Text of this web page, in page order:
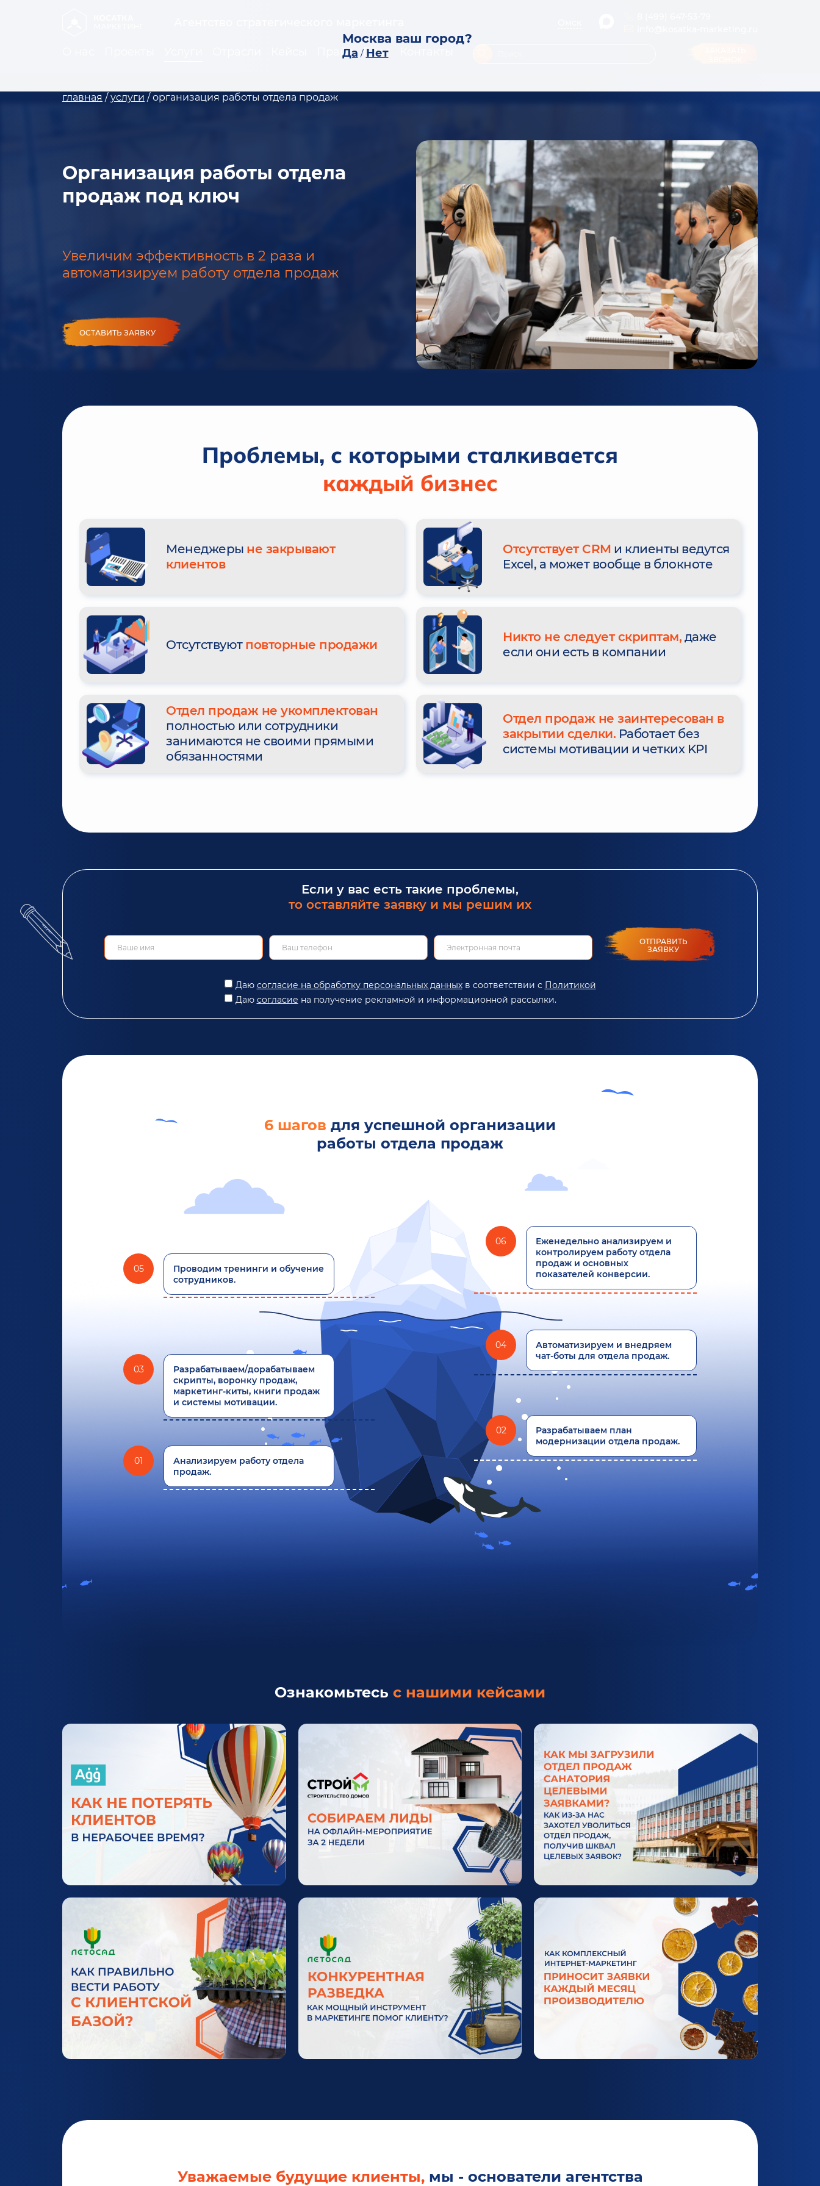
Москва ваш город?
Да / Нет
Прайс Блог
главная /услуги /организация работы отдела продаж
Организация работы отдела
продаж под ключ
Увеличим эффективность в 2 раза и
автоматизируем работу отдела продаж
ОСТАВИТЬ ЗАЯВКУ
Проблемы, с которыми сталкивается
каждый бизнес
Менеджеры не закрывают
клиентов
Отсутствует CRM и клиенты ведутся
Excel, а может вообще в блокноте
Отсутствуют повторные продажи
Никто не следует скриптам, даже
если они есть в компании
Отдел продаж не укомплектован
полностью или сотрудники
занимаются не своими прямыми
обязанностями
Отдел продаж не заинтересован в
закрытии сделки. Работает без
системы мотивации и четких KPI
Если у вас есть такие проблемы,
то оставляйте заявку и мы решим их
ОТПРАВИТЬ
ЗАЯВКУ
Даю согласие на обработку персональных данныхв соответствии с Политикой
Даю согласие на получение рекламной и информационной рассылки.
6 шагов для успешной организации
работы отдела продаж
06
Еженедельно анализируем и
контролируем работу отдела
продаж и основных
показателей конверсии.
05
Проводим тренинги и обучение
сотрудников.
04
Автоматизируем и внедряем
чат-боты для отдела продаж.
03
Разрабатываем/дорабатываем
скрипты, воронку продаж,
маркетинг-киты, книги продаж
и системы мотивации.
02
Разрабатываем план
модернизации отдела продаж.
01
Анализируем работу отдела
продаж.
Ознакомьтесь с нашими кейсами
Уважаемые будущие клиенты,мы - основатели агентства